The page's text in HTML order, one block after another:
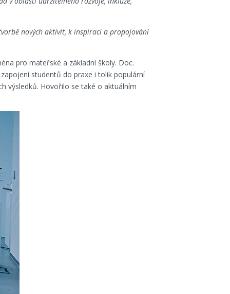
nových aktivit, k inspiraci a propojování
pro mateřské a základní školy. Doc.
studentů do praxe i tolik populární
výsledků. Hovořilo se také o aktuálním